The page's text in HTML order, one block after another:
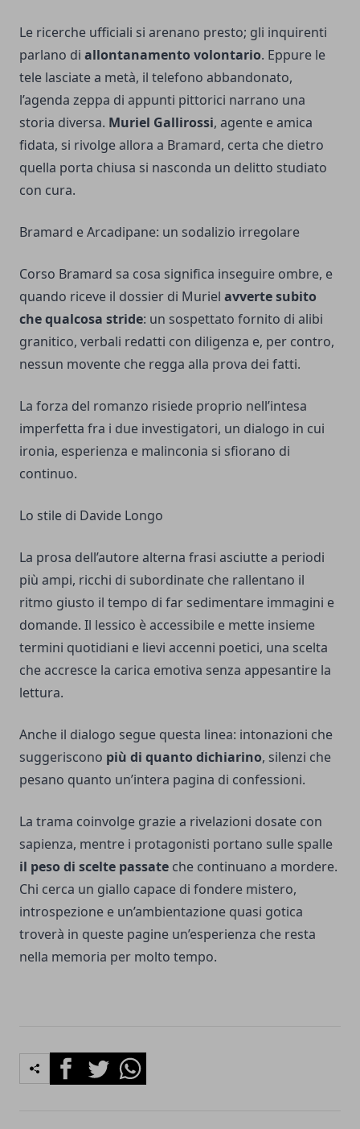
Le ricerche ufficiali si arenano presto; gli inquirenti
parlano di allontanamento volontario. Eppure le
tele lasciate a metà, il telefono abbandonato,
l’agenda zeppa di appunti pittorici narrano una
storia diversa. Muriel Gallirossi, agente e amica
fidata, si rivolge allora a Bramard, certa che dietro
quella porta chiusa si nasconda un delitto studiato
con cura.
Bramard e Arcadipane: un sodalizio irregolare
Corso Bramard sa cosa significa inseguire ombre, e
quando riceve il dossier di Muriel avverte subito
che qualcosa stride: un sospettato fornito di alibi
granitico, verbali redatti con diligenza e, per contro,
nessun movente che regga alla prova dei fatti.
La forza del romanzo risiede proprio nell’intesa
imperfetta fra i due investigatori, un dialogo in cui
ironia, esperienza e malinconia si sfiorano di
continuo.
Lo stile di Davide Longo
La prosa dell’autore alterna frasi asciutte a periodi
più ampi, ricchi di subordinate che rallentano il
ritmo giusto il tempo di far sedimentare immagini e
domande. Il lessico è accessibile e mette insieme
termini quotidiani e lievi accenni poetici, una scelta
che accresce la carica emotiva senza appesantire la
lettura.
Anche il dialogo segue questa linea: intonazioni che
suggeriscono più di quanto dichiarino, silenzi che
pesano quanto un’intera pagina di confessioni.
La trama coinvolge grazie a rivelazioni dosate con
sapienza, mentre i protagonisti portano sulle spalle
il peso di scelte passate che continuano a mordere.
Chi cerca un giallo capace di fondere mistero,
introspezione e un’ambientazione quasi gotica
troverà in queste pagine un’esperienza che resta
nella memoria per molto tempo.
FacebookTwitterWhatsapp